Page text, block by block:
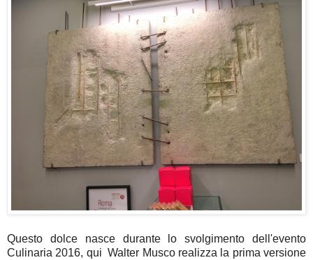
Questo dolce nasce durante lo svolgimento dell'evento
Culinaria 2016, qui Walter Musco realizza la prima versione